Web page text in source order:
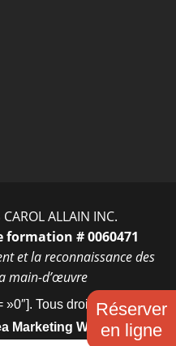
ALLAIN INC.
formation # 0060471
et la reconnaissance des
main-d’œuvre
Réserver
en ligne
Tous droits réservés.
Marketing Web